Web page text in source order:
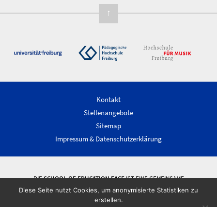
↑
Kontakt
Stellenangebote
Sitemap
Impressum & Datenschutzerklärung
DIESCHOOL OF EDUCATION FACEIST EINE GEMEINSAME
WISSENSCHAFTLICHE EINRICHTUNG DER ALBERT-LUDWIGS-UNIVERSITÄT
FREIBURG, DER PÄDAGOGISCHEN HOCHSCHULE FREIBURG UND DER
HOCHSCHULE FÜR MUSIK FREIBURG.
Diese Seite nutzt Cookies, um anonymisierte Statistiken zu
erstellen.